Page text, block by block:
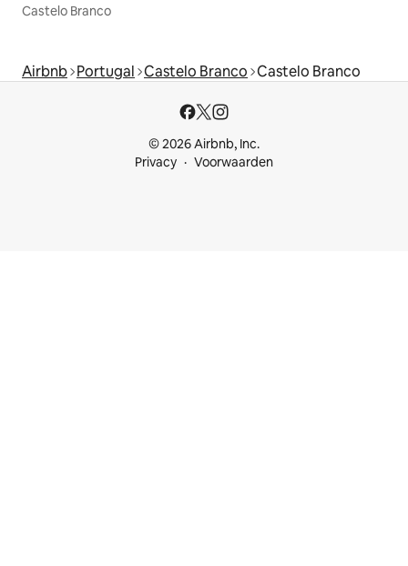
Castelo Branco
Airbnb Portugal Castelo Branco Castelo Branco
© 2026 Airbnb, Inc.
Privacy
Voorwaarden